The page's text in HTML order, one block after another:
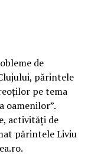
de
părintele
pe tema
oamenilor”.
activități de
părintele Liviu